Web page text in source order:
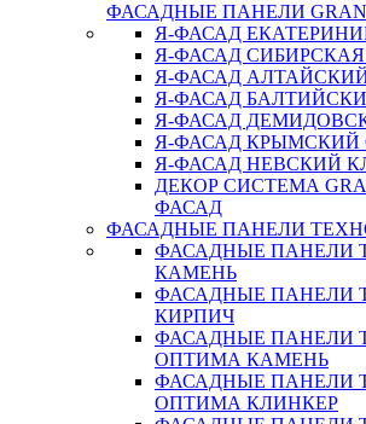
ФАСАДНЫЕ ПАНЕЛИ
Я-ФАСАД
Я-ФАСАД
Я-ФАСАД
Я-ФАСАД
Я-ФАСАД
Я-ФАСАД КРЫМСКИЙ
Я-ФАСАД НЕВСКИЙ
ДЕКОР СИСТЕМА
ФАСАД
ФАСАДНЫЕ ПАНЕЛИ
ФАСАДНЫЕ ПАНЕЛИ
КАМЕНЬ
ФАСАДНЫЕ ПАНЕЛИ
КИРПИЧ
ФАСАДНЫЕ ПАНЕЛИ
ОПТИМА КАМЕНЬ
ФАСАДНЫЕ ПАНЕЛИ
ОПТИМА КЛИНКЕР